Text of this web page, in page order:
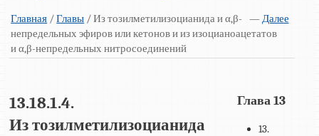
Главная / —Далее
Главы / Из тозилметилизоцианида и α,β-
непредельных эфиров или кетонов и из изоцианоацетатов
и α,β-непредельных нитросоединений
13.18.1.4.
Из тозилметилизоцианида
Глава 13
13.